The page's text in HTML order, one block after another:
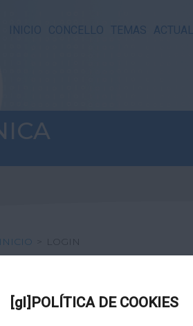
INICIO CONCELLO TEMAS
[gl]POLÍTICA DE COOKIES
INICIO > LOGIN
mediante Cl@ve. Pulse no